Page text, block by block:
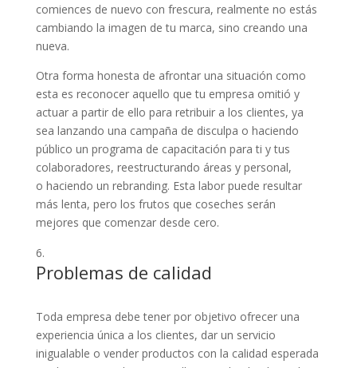
comiences de nuevo con frescura, realmente no estás
cambiando la imagen de tu marca, sino creando una
nueva.
Otra forma honesta de afrontar una situación como
esta es reconocer aquello que tu empresa omitió y
actuar a partir de ello para retribuir a los clientes, ya
sea lanzando una campaña de disculpa o haciendo
público un programa de capacitación para ti y tus
colaboradores, reestructurando áreas y personal,
o haciendo un rebranding. Esta labor puede resultar
más lenta, pero los frutos que coseches serán
mejores que comenzar desde cero.
Problemas de calidad
Toda empresa debe tener por objetivo ofrecer una
experiencia única a los clientes, dar un servicio
inigualable o vender productos con la calidad esperada